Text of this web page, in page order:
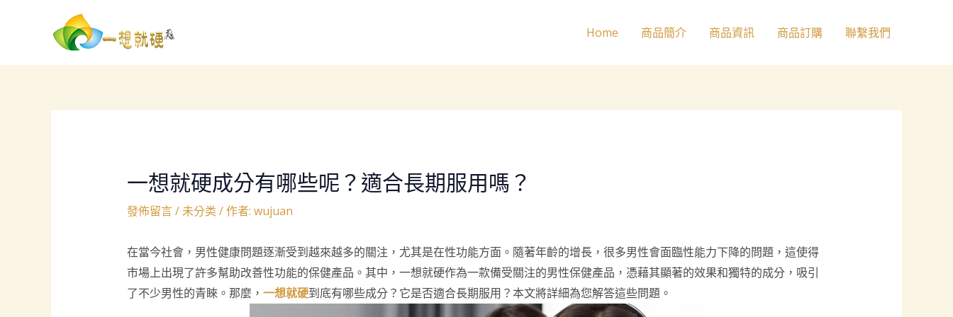
Home 商品簡介 商品資訊 商品訂購 聯繫我們
一想就硬成分有哪些呢？適合長期服用嗎？
發佈留言/未分类/ 作者: wujuan
在當今社會，男性健康問題逐漸受到越來越多的關注，尤其是在性功能方面。隨著年齡的增長，很多男性會面臨性能力下降的問題，這使得
市場上出現了許多幫助改善性功能的保健產品。其中，一想就硬作為一款備受關注的男性保健產品，憑藉其顯著的效果和獨特的成分，吸引
了不少男性的青睞。那麼， 一想就硬到底有哪些成分？它是否適合長期服用？本文將詳細為您解答這些問題。
navigation